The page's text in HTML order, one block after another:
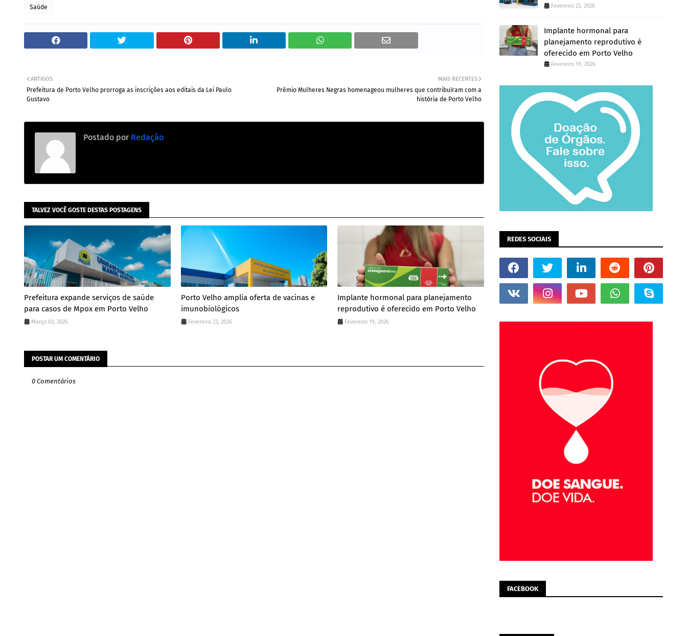
Saúde
MAIS RECENTES
Prêmio Mulheres Negras homenageou mulheres que contribuíram com a
história de Porto Velho
ANTIGOS
Prefeitura de Porto Velho prorroga as inscrições aos editais da Lei Paulo
Gustavo
Postado por Redação
TALVEZ VOCÊ GOSTE DESTAS POSTAGENS
Prefeitura expande serviços de saúde
para casos de Mpox em Porto Velho
Março 03, 2026
Porto Velho amplia oferta de vacinas e
imunobiológicos
Fevereiro 23, 2026
Implante hormonal para planejamento
reprodutivo é oferecido em Porto Velho
Fevereiro 19, 2026
POSTAR UM COMENTÁRIO
0 Comentários
Fevereiro 23, 2026
Implante hormonal para
planejamento reprodutivo é
oferecido em Porto Velho
Fevereiro 19, 2026
REDES SOCIAIS
FACEBOOK